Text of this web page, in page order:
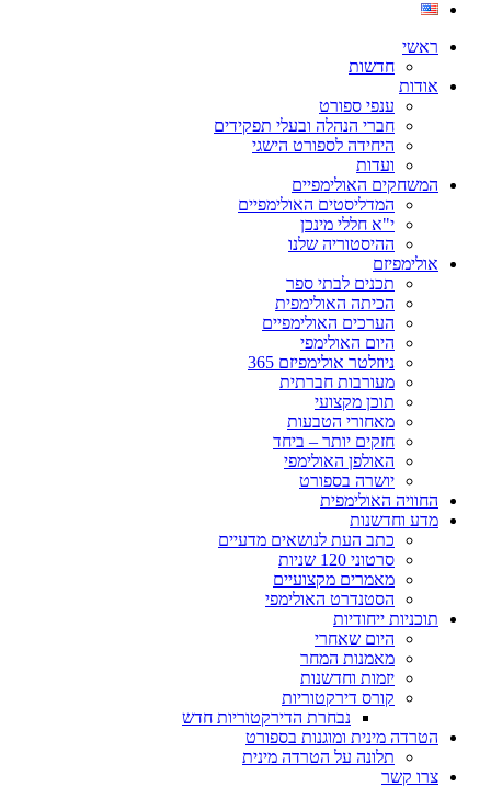
ראשי
חדשות
אודות
ענפי ספורט
חברי הנהלה ובעלי תפקידים
היחידה לספורט הישגי
ועדות
המשחקים האולימפיים
המדליסטים האולימפיים
י"א חללי מינכן
ההיסטוריה שלנו
אולימפיזם
תכנים לבתי ספר
הכיתה האולימפית
הערכים האולימפיים
היום האולימפי
ניוזלטר אולימפיזם 365
מעורבות חברתית
תוכן מקצועי
מאחורי הטבעות
חזקים יותר – ביחד
האולפן האולימפי
יושרה בספורט
החוויה האולימפית
מדע וחדשנות
כתב העת לנושאים מדעיים
סרטוני 120 שניות
מאמרים מקצועיים
הסטנדרט האולימפי
תוכניות ייחודיות
היום שאחרי
מאמנות המחר
יזמות וחדשנות
קורס דירקטוריות
נבחרת הדירקטוריות חדש
הטרדה מינית ומוגנות בספורט
תלונה על הטרדה מינית
צרו קשר